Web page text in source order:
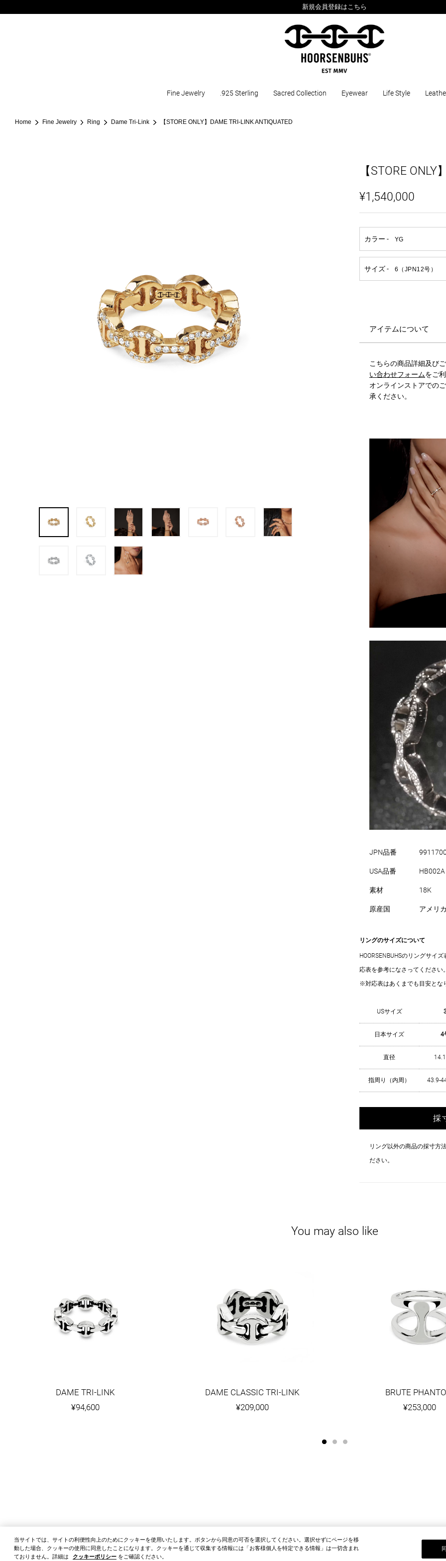
新規会員登録はこちら
Fine Jewelry .925 Sterling Sacred Collection Eyewear Life Style
Home Fine Jewelry Ring Dame Tri-Link 【STORE ONLY】DAME TRI-LINK ANTIQUATED
【STORE
¥1,540,000
アイテムについて
こちらの商品詳細及び
い合わせフォームをご
オンラインストアでの
承ください。
JPN品番
USA品番 HB002A
素材 18K
原産国 アメリ
リングのサイズについて
HOORSENBUHSのリングサイ
応表を参考になさってください
※対応表はあくまでも目安とな
USサイズ
日本サイズ 4
直径
指周り（内周） 43.9-
採
リング以外の商品の採寸方
ださい。
You may also like
DAME TRI-LINK
¥94,600
DAME CLASSIC TRI-LINK
¥209,000
BRUTE
¥253,000
当サイトでは、サイトの利便性向上のためにクッキーを使用いたします。ボタンから同意の可否を選択してください。選択せずにページを移
動した場合、クッキーの使用に同意したことになります。クッキーを通じて収集する情報には「お客様個人を特定できる情報」は一切含まれ
ておりません。詳細は
クッキーポリシー をご確認ください。